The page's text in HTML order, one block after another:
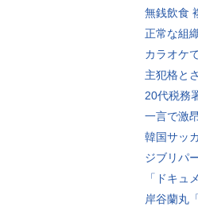
無銭飲食
正常な組
カラオケ
主犯格と
20代税務
一言で激
韓国サッ
ジブリパ
「ドキュ
岸谷蘭丸